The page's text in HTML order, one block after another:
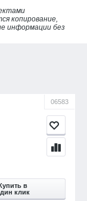
копирование,
информации без
06583
в
клик